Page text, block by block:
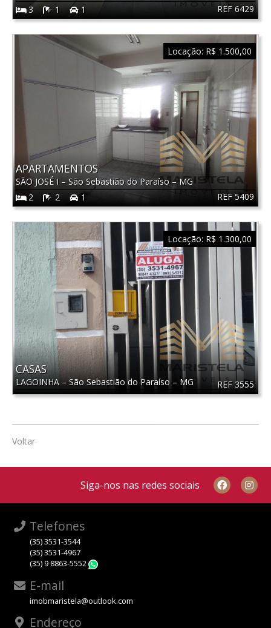
REF 6429
3
1 1
REF 5409
APARTAMENTOS
SÃO JOSÉ I – São Sebastião do Paraíso–MG
2
2 1
Locação: R$ 1.500,00
REF 3555
CASAS
LAGOINHA–São Sebastião do Paraíso – MG
Locação: R$ 1.300,00
Voltar
Siga-nos nas redes sociais
Telefones
(35) 3531-3544
(35) 3531-4967
(35) 9 8863-5552
E-mail
imobmaristela@outlook.com
Endereço